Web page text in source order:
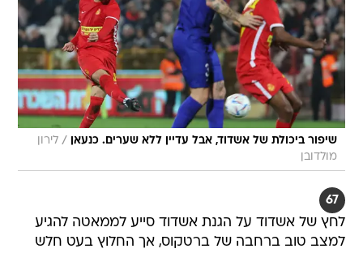
שיפור ביכולת של אשדוד, אבל עדיין ללא שערים. כנעאן / לירון
מולדובן
67
לחץ של אשדוד על הגנת אשדוד סייע לממאטה להגיע
למצב טוב ברחבה של ברטקוס, אך החלוץ בעט חלש